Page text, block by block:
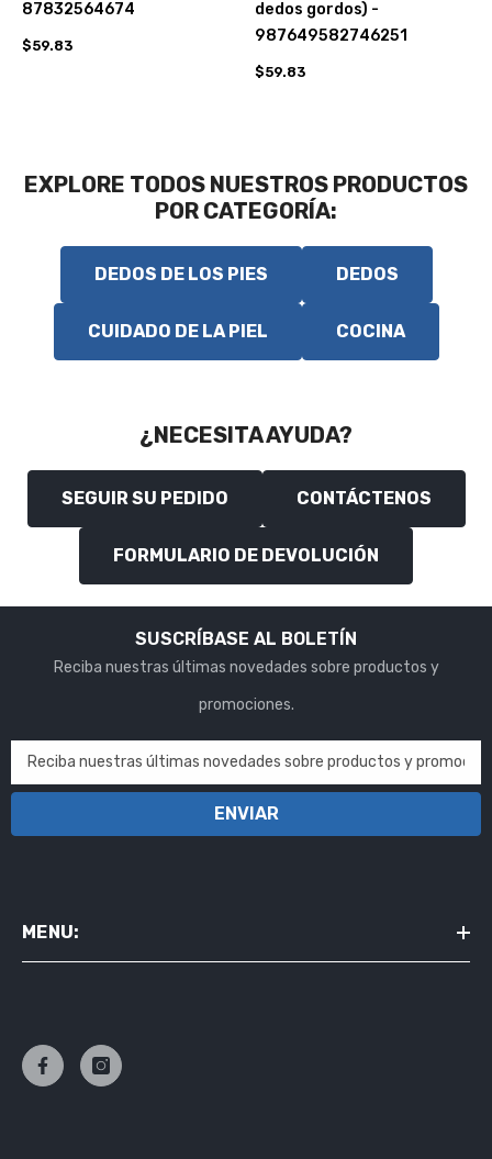
87832564674
$59.83
dedos gordos) -
987649582746251
$59.83
EXPLORE TODOS NUESTROS PRODUCTOS
POR CATEGORÍA:
DEDOS DE LOS PIES DEDOS
CUIDADO DE LA PIEL COCINA
¿NECESITA AYUDA?
SEGUIR SU PEDIDO CONTÁCTENOS
FORMULARIO DE DEVOLUCIÓN
SUSCRÍBASE AL BOLETÍN
Reciba nuestras últimas novedades sobre productos y
promociones.
Reciba nuestras últimas novedades sobre productos y
ENVIAR
MENU: